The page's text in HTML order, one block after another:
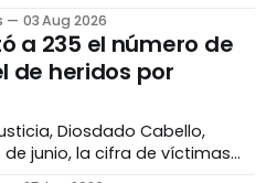
toneladas
03 Aug 2026
a 235 el número de
de heridos por
Diosdado Cabello,
junio, la cifra de víctimas